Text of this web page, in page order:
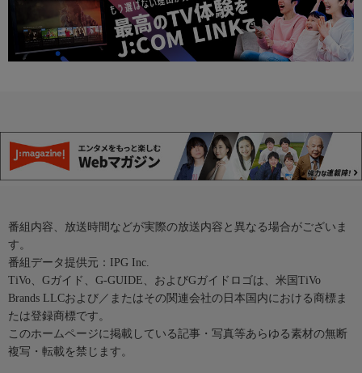
番組内容、放送時間などが実際の放送内容と異なる場合がございま
す。
番組データ提供元：IPG Inc.
TiVo、Gガイド、G-GUIDE、およびGガイドロゴは、米国TiVo
Brands LLCおよび／またはその関連会社の日本国内における商標ま
たは登録商標です。
このホームページに掲載している記事・写真等あらゆる素材の無断
複写・転載を禁じます。